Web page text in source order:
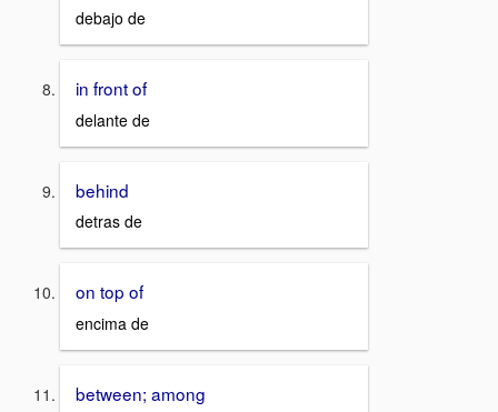
debajo de
in front of
delante de
behind
detras de
on top of
encima de
between; among